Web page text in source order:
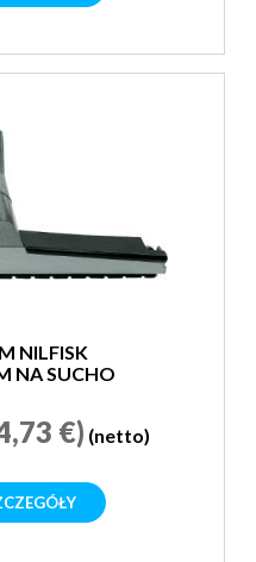
NILFISK
NA SUCHO
€) (netto)